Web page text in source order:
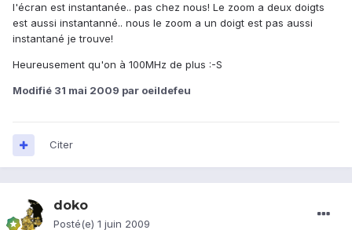
l'écran est instantanée.. pas chez nous! Le zoom a deux doigts
est aussi instantanné.. nous le zoom a un doigt est pas aussi
instantané je trouve!
Heureusement qu'on à 100MHz de plus :-S
Modifié 31 mai 2009 par oeildefeu
Citer
doko
Posté(e) 1 juin 2009